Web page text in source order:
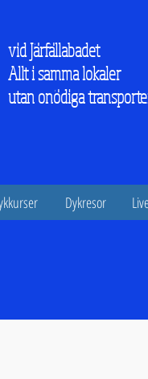
vid Järfällabadet
Allt i samma lokaler
utan onödiga
Dykresor